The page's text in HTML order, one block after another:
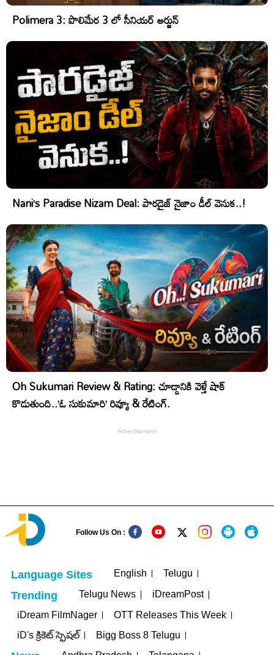
Polimera 3: పొలిమేర 3 లో సీనియర్ అర్జున్
Nani’s Paradise Nizam Deal: పారడైజ్ నైజాం డీల్ వెనుక..!
Oh Sukumari Review & Rating: చూడ్డానికి వెళ్తే షాక్
కొడుతుంది..’ఓ సుకుమారి’ రివ్యూ & రేటింగ్.
Follow Us On :
Language Sites English Telugu
Trending Telugu News
iDreamPost
iDream FilmNager
OTT Releases This Week
iD's క్రికెట్ స్పెషల్
Bigg Boss 8 Telugu